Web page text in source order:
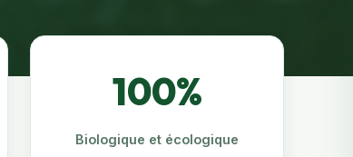
100%
Biologique et écologique